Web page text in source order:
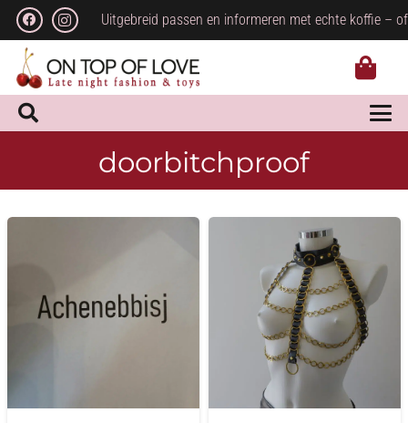
Uitgebreid passen en informeren met echte koffie –
doorbitchproof